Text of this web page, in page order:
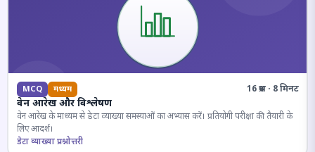
MCQ मध्यम 16 प्रश्न · 8 मिनट
वेन आरेख और विश्लेषण
वेन आरेख के माध्यम से डेटा व्याख्या समस्याओं का अभ्यास करें। प्रतियोगी परीक्षा की तैयारी के
लिए आदर्श।
डेटा व्याख्या प्रश्नोत्तरी